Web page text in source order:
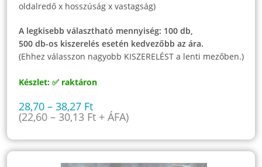
oldalredő x hosszúság x vastagság)
A legkisebb választható mennyiség: 100 db,
500 db-os kiszerelés esetén kedvezőbb az ára.
(Ehhez válasszon nagyobb KISZERELÉST a lenti mezőben.)
Készlet: ✅ raktáron
28,70–38,27 Ft
(22,60– 30,13 Ft + ÁFA)